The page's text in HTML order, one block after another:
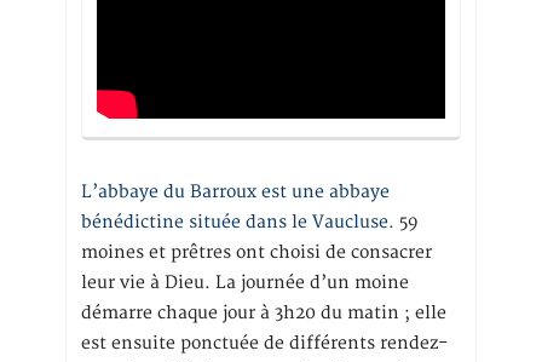
L’abbaye du Barroux est une abbaye
bénédictine située dans le Vaucluse. 59
moines et prêtres ont choisi de consacrer
leur vie à Dieu. La journée d’un moine
démarre chaque jour à 3h20 du matin ; elle
est ensuite ponctuée de différents rendez-